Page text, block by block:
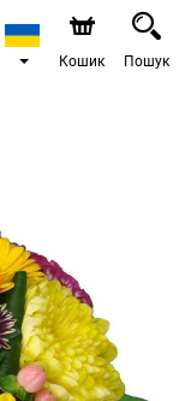
Кошик Пошук